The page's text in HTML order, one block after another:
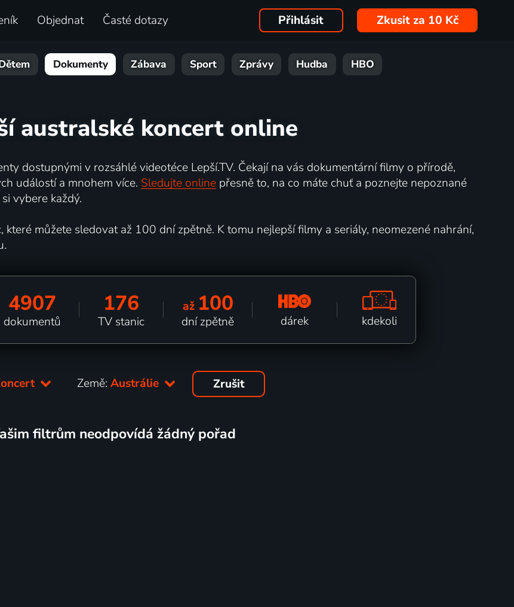
Objednat Časté dotazy Přihlásit Zkusit za 10 Kč
Dokumenty Zábava Sport Zprávy Hudba HBO
australské koncert online
dostupnými v rozsáhlé videotéce Lepší.TV. Čekají na vás dokumentární filmy o přírodě,
událostí a mnohem více. Sledujte onlinepřesně to, na co máte chuť a poznejte nepoznané
vybere každý.
můžete sledovat až 100 dní zpětně. K tomu nejlepší filmy a seriály, neomezené nahrání,
4907
dokumentů
176
TV stanic
až 100
dní zpětně dárek kdekoli
Země:Austrálie Zrušit
filtrům neodpovídá žádný pořad